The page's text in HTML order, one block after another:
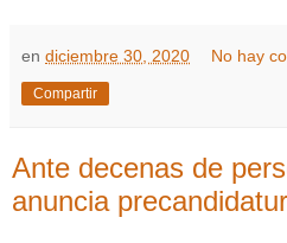
en diciembre 30, 2020 No hay
Compartir
Ante decenas de
anuncia